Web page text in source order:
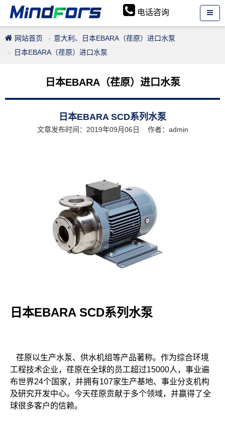
电话咨询
网站首页
意大利、日本EBARA（荏原）进口水泵
日本EBARA（荏原）进口水泵
日本EBARA（荏原）进口水泵
日本EBARA SCD系列水泵
文章发布时间：2019年09月06日 作者：admin
日本EBARA SCD系列水泵
荏原以生产水泵、供水机组等产品著称。作为综合环境
工程技术企业，荏原在全球的员工超过15000人，事业遍
布世界24个国家，并拥有107家生产基地、事业分支机构
及研究开发中心。今天荏原贡献于多个领域，并赢得了全
球很多客户的信赖。